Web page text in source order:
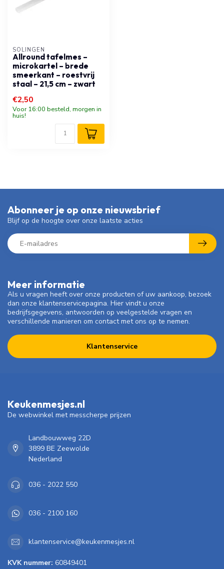
SOLINGEN
Allround tafelmes –
microkartel – brede
smeerkant – roestvrij
staal – 21,5 cm – zwart
€2,50
Voor 16:00 besteld, morgen in
huis!
Meer informatie
Als u vragen heeft over onze producten of uw aankoop, bezoek
dan onze klantenservicepagina. Hier vindt u onze
bedrijfsgegevens, antwoorden op veelgestelde vragen en
verschillende manieren om contact met ons op te nemen.
Klantenservice
Abonneer je op onze nieuwsbrief
Blijf op de hoogte over onze laatste acties
Keukenmesjes.nl
De webwinkel met messcherpe prijzen
Landbouwweg 22D
3899 BE Zeewolde
Nederland
036 - 2022 550
036 - 2100 160
klantenservice@keukenmesjes.nl
KVK nummer: 60849401